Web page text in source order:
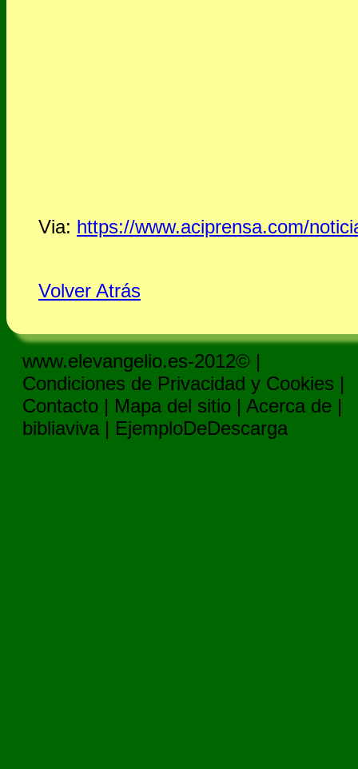
Via: https://www.aciprensa.com/
Volver Atrás
www.elevangelio.es-2012© |
Condiciones de Privacidad y Cookies |
Contacto | Mapa del sitio | Acerca de |
bibliaviva | EjemploDeDescarga